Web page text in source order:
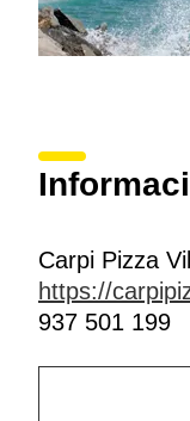
Carpi Pizza
https://
937 501 199